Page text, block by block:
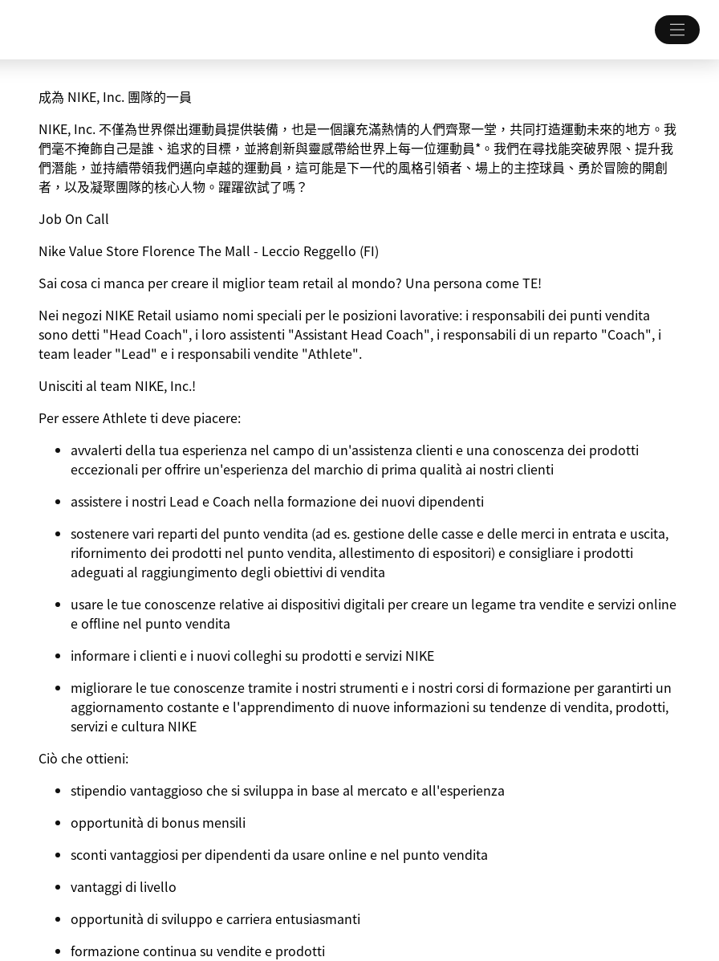
成為 NIKE, Inc. 團隊的一員
NIKE, Inc. 不僅為世界傑出運動員提供裝備，也是一個讓充滿熱情的人們齊聚一堂，共同打造運動未來的地方。我
們毫不掩飾自己是誰、追求的目標，並將創新與靈感帶給世界上每一位運動員*。我們在尋找能突破界限、提升我
們潛能，並持續帶領我們邁向卓越的運動員，這可能是下一代的風格引領者、場上的主控球員、勇於冒險的開創
者，以及凝聚團隊的核心人物。躍躍欲試了嗎？
Job On Call
Nike Value Store Florence The Mall - Leccio Reggello (FI)
Sai cosa ci manca per creare il miglior team retail al mondo? Una persona comeTE!
Nei negozi NIKE Retail usiamo nomi speciali per le posizioni lavorative: i responsabili dei punti vendita
sono detti "Head Coach", i loro assistenti "Assistant Head Coach", i responsabili di un reparto "Coach", i
team leader "Lead" e i responsabili vendite "Athlete".
Unisciti al team NIKE, Inc.!
Per essereAthleteti deve piacere:
avvalerti della tua esperienza nel campo di un'assistenza clienti e una conoscenza dei prodotti
eccezionali per offrire un'esperienza del marchio di prima qualità ai nostri clienti
assistere i nostri Lead e Coach nella formazione dei nuovi dipendenti
sostenere vari reparti del punto vendita (ad es. gestione delle casse e delle merci in entrata e uscita,
rifornimento dei prodotti nel punto vendita, allestimento di espositori) e consigliare i prodotti
adeguati al raggiungimento degli obiettivi di vendita
usare le tue conoscenze relative ai dispositivi digitali per creare un legame tra vendite e servizi online
e offline nel punto vendita
informare i clienti e i nuovi colleghi su prodotti e servizi NIKE
migliorare le tue conoscenze tramite i nostri strumenti e i nostri corsi di formazione per garantirti un
aggiornamento costante e l'apprendimento di nuove informazioni su tendenze di vendita, prodotti,
servizi e cultura NIKE
Ciò che ottieni:
stipendio vantaggioso che si sviluppa in base al mercato e all'esperienza
opportunità di bonus mensili
sconti vantaggiosi per dipendenti da usare online e nel punto vendita
vantaggi di livello
opportunità di sviluppo e carriera entusiasmanti
formazione continua su vendite e prodotti